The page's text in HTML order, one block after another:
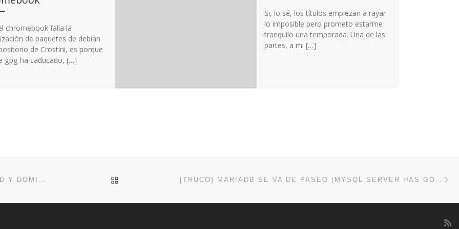
chromebook falla la
de paquetes de debian
de Crostini, es porque
gpg ha caducado, […]
Si, lo sé, los títulos empiezan a rayar
lo imposible pero prometo estarme
tranquilo una temporada. Una de las
partes, a mi […]
VOLVER A LA LISTA DE ENTRADAS